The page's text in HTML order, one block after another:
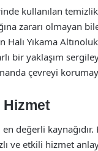
kullanılan
zararı olmayan
Halı Yıkama
bir yaklaşım
çevreyi
Hizmet
değerli kaynağıdır.
ve etkili hizmet